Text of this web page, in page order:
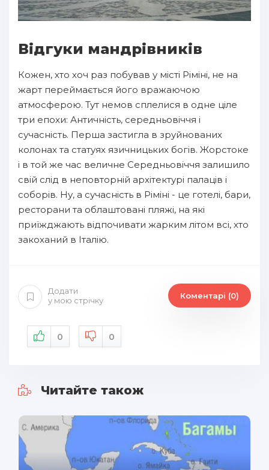
Відгуки мандрівників
Кожен, хто хоч раз побував у місті Ріміні, не на
жарт переймається його вражаючою
атмосферою. Тут немов сплелися в одне ціле
три епохи: Античність, середньовіччя і
сучасність. Перша застигла в зруйнованих
колонах та статуях язичницьких богів. Жорстоке
і в той же час величне Середньовіччя залишило
свій слід в неповторній архітектурі палаців і
соборів. Ну, а сучасність в Ріміні - це готелі, бари,
ресторани та облаштовані пляжі, на які
приїжджають відпочивати жарким літом всі, хто
закоханий в Італію.
Додати
у мою стрічку
Коментарі (0)
0 0
Читайте також